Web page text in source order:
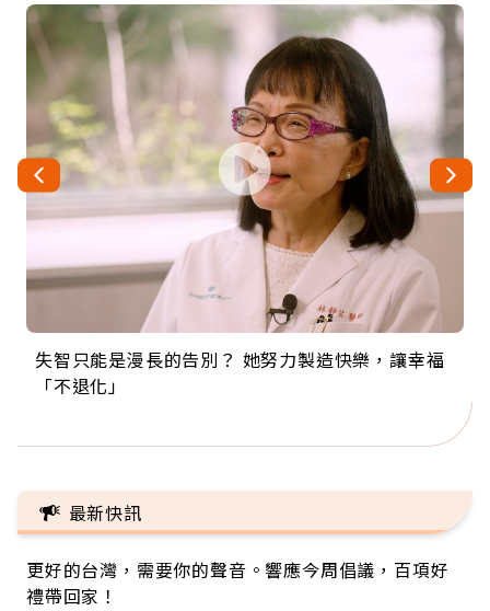
失智只能是漫長的告別？ 她努力製造快樂，讓幸福
「不退化」
來自剛果的巧克力神父 為台灣奉獻36年 「台灣是我
的家，我連作夢都講台語！」
63歲卸矽谷副總、搬回台灣找快樂！「蛋黃哥小
丑」走進安養院，逗樂上萬爺奶：退休後才開始真
104歲打破金氏世界紀錄 成為全球最年長羽球選
手，分享長壽的秘密原來是「這個」
事業巔峰他選擇追夢…黑手阿伯拉小提琴還登上小
巨蛋！連CNN都大讚！
最新快訊
更好的台灣，需要你的聲音。響應今周倡議，百項好
禮帶回家！